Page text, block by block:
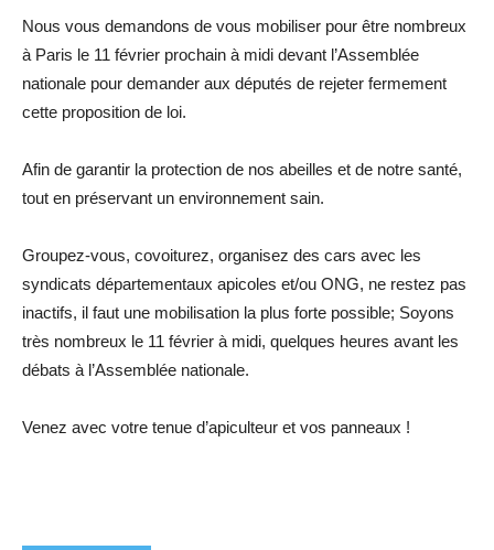
Nous vous demandons de vous mobiliser pour être nombreux
à Paris le 11 février prochain à midi devant l’Assemblée
nationale pour demander aux députés de rejeter fermement
cette proposition de loi.
Afin de garantir la protection de nos abeilles et de notre santé,
tout en préservant un environnement sain.
Groupez-vous, covoiturez, organisez des cars avec les
syndicats départementaux apicoles et/ou ONG, ne restez pas
inactifs, il faut une mobilisation la plus forte possible; Soyons
très nombreux le 11 février à midi, quelques heures avant les
débats à l’Assemblée nationale.
Venez avec votre tenue d’apiculteur et vos panneaux !